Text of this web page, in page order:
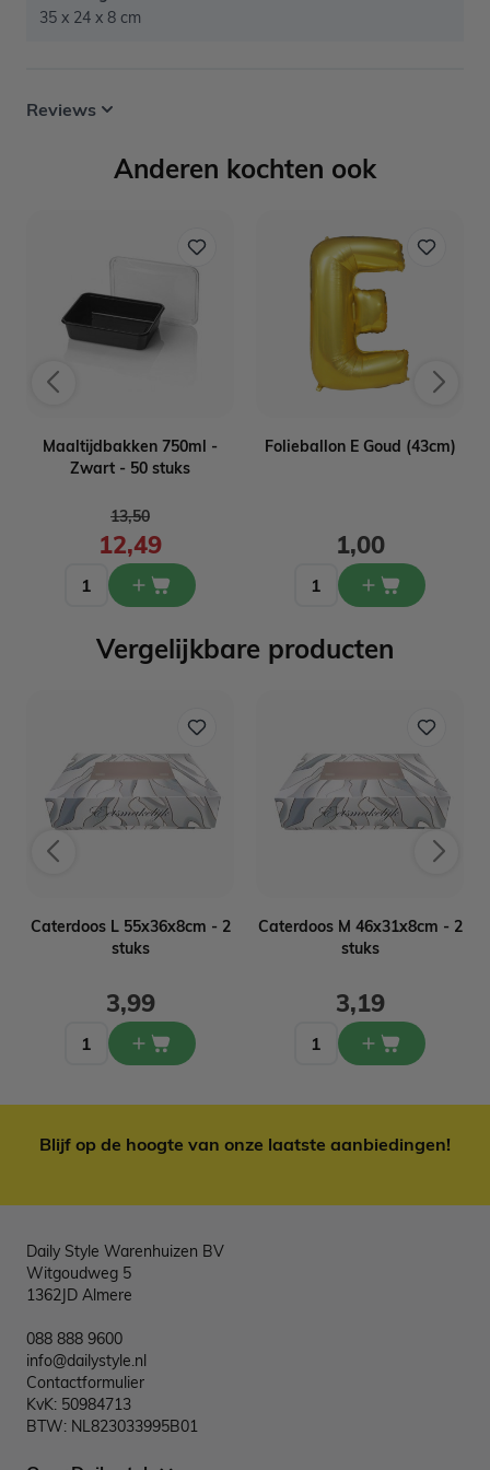
35 x 24 x 8 cm
Reviews
Anderen kochten ook
Maaltijdbakken 750ml -
Zwart - 50 stuks
12,49
Normale prijs
13,50
Folieballon E Goud (43cm)
1,00
Vergelijkbare producten
Caterdoos L 55x36x8cm - 2
stuks
3,99
Caterdoos M 46x31x8cm - 2
stuks
3,19
Blijf op de hoogte van onze laatste aanbiedingen!
Daily Style Warenhuizen BV
Witgoudweg 5
1362JD Almere
088 888 9600
info@dailystyle.nl
Contactformulier
KvK: 50984713
BTW: NL823033995B01